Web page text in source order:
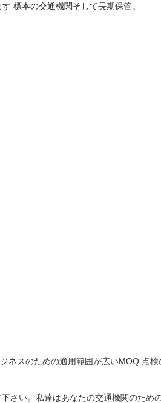
す 標本の交通機関そして長期保管。
ネスのための適用範囲が広いMOQ 点
さい。私達はあなたの交通機関のため